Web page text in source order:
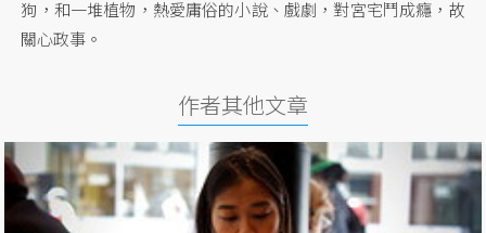
狗，和一堆植物，熱愛庸俗的小說、戲劇，對宮宅鬥成癮，故
關心政事。
作者其他文章